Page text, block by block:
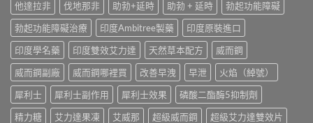
港
購
買
指
南〉
中
測
比
較〉
中
金
糖、
Mentalk
黑
糖
哪
款
效
好？〉
他達拉非
伐地那非 助勃+延時 助勃 + 延時
勃起功能障礙
勃起功能障礙治療
印度Ambitree製藥
印度原裝進口
印度學名藥
印度雙效艾力達 天然草本配方
威而鋼
威而鋼副廠
威而鋼哪裡買 改善早洩 早泄
火焰（綽號）
犀利士
犀利士副作用 犀利士效果
磷酸二酯酶5抑制劑
精力糖
艾力達果凍 艾威那 超級威而鋼 超級艾力達雙效片